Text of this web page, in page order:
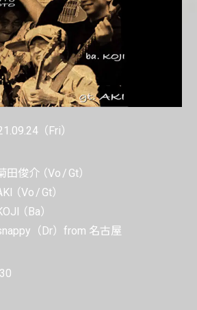
（Fri）
田俊介 Vo
Gt
Vo
Gt
Ba
（Dr）from 名古屋